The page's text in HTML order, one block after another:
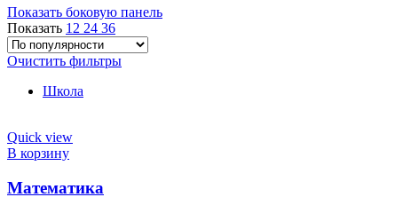
Показать боковую панель
Показать 12 24 36
Очистить фильтры
Школа
Quick view
В корзину
Математика